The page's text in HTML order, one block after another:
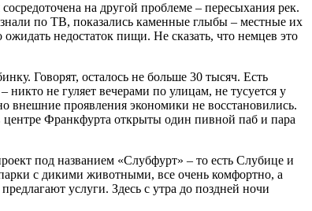
на другой проблеме – пересыхания рек.
по ТВ, показались каменные глыбы – местные их
недостаток пищи. Не сказать, что немцев это
Говорят, осталось не больше 30 тысяч. Есть
не гуляет вечерами по улицам, не тусуется у
внешние проявления экономики не восстановились.
Франкфурта открыты один пивной паб и пара
под названием «Слубфурт» – то есть Слубице и
с дикими животными, все очень комфортно, а
услуги. Здесь с утра до поздней ночи